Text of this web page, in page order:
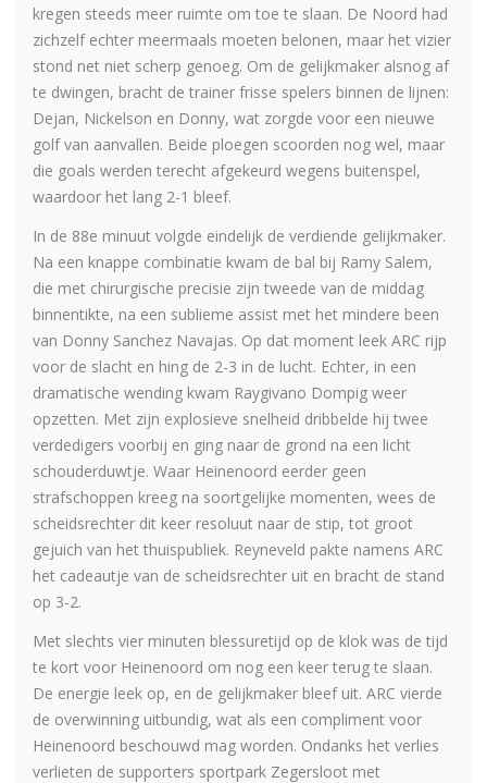
kregen steeds meer ruimte om toe te slaan. De Noord had
zichzelf echter meermaals moeten belonen, maar het vizier
stond net niet scherp genoeg. Om de gelijkmaker alsnog af
te dwingen, bracht de trainer frisse spelers binnen de lijnen:
Dejan, Nickelson en Donny, wat zorgde voor een nieuwe
golf van aanvallen. Beide ploegen scoorden nog wel, maar
die goals werden terecht afgekeurd wegens buitenspel,
waardoor het lang 2-1 bleef.
In de 88e minuut volgde eindelijk de verdiende gelijkmaker.
Na een knappe combinatie kwam de bal bij Ramy Salem,
die met chirurgische precisie zijn tweede van de middag
binnentikte, na een sublieme assist met het mindere been
van Donny Sanchez Navajas. Op dat moment leek ARC rijp
voor de slacht en hing de 2-3 in de lucht. Echter, in een
dramatische wending kwam Raygivano Dompig weer
opzetten. Met zijn explosieve snelheid dribbelde hij twee
verdedigers voorbij en ging naar de grond na een licht
schouderduwtje. Waar Heinenoord eerder geen
strafschoppen kreeg na soortgelijke momenten, wees de
scheidsrechter dit keer resoluut naar de stip, tot groot
gejuich van het thuispubliek. Reyneveld pakte namens ARC
het cadeautje van de scheidsrechter uit en bracht de stand
op 3-2.
Met slechts vier minuten blessuretijd op de klok was de tijd
te kort voor Heinenoord om nog een keer terug te slaan.
De energie leek op, en de gelijkmaker bleef uit. ARC vierde
de overwinning uitbundig, wat als een compliment voor
Heinenoord beschouwd mag worden. Ondanks het verlies
verlieten de supporters sportpark Zegersloot met